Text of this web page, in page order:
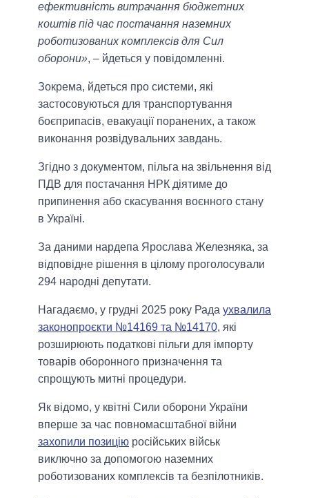
ефективність витрачання бюджетних
коштів під час постачання наземних
роботизованих комплексів для Сил
оборони», – йдеться у повідомленні.
Зокрема, йдеться про системи, які
застосовуються для транспортування
боєприпасів, евакуації поранених, а також
виконання розвідувальних завдань.
Згідно з документом, пільга на звільнення від
ПДВ для постачання НРК діятиме до
припинення або скасування воєнного стану
в Україні.
За даними нардепа Ярослава Железняка, за
відповідне рішення в цілому проголосували
294 народні депутати.
Нагадаємо, у грудні 2025 року Рада ухвалила
законопроєкти №14169 та №14170, які
розширюють податкові пільги для імпорту
товарів оборонного призначення та
спрощують митні процедури.
Як відомо, у квітні Сили оборони України
вперше за час повномасштабної війни
захопили позицію російських військ
виключно за допомогою наземних
роботизованих комплексів та безпілотників.